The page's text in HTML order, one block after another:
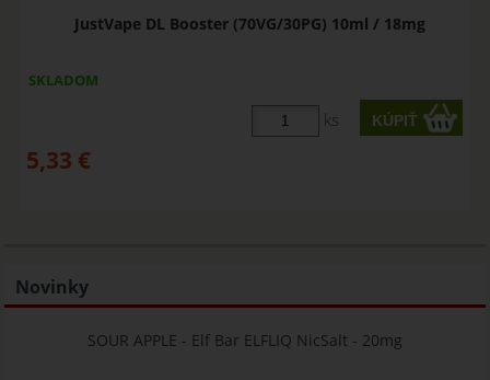
JustVape DL Booster (70VG/30PG) 10ml / 18mg
SKLADOM
ks
5,33 €
Novinky
SOUR APPLE - Elf Bar ELFLIQ NicSalt - 20mg